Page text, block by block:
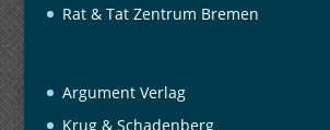
Rat & Tat Zentrum Bremen
Argument Verlag
Krug & Schadenberg